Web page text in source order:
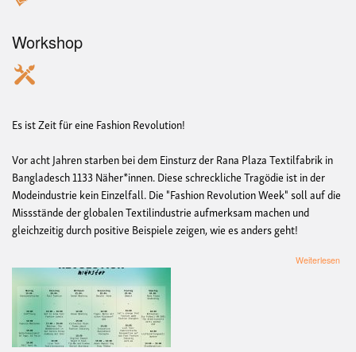
Workshop
Es ist Zeit für eine Fashion Revolution!
Vor acht Jahren starben bei dem Einsturz der Rana Plaza Textilfabrik in
Bangladesch 1133 Näher*innen. Diese schreckliche Tragödie ist in der
Modeindustrie kein Einzelfall. Die "Fashion Revolution Week" soll auf die
Missstände der globalen Textilindustrie aufmerksam machen und
gleichzeitig durch positive Beispiele zeigen, wie es anders geht!
Weiterlesen